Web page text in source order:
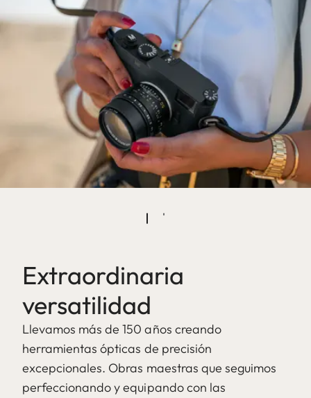
Extraordinaria
versatilidad
Llevamos más de 150 años creando
herramientas ópticas de precisión
excepcionales. Obras maestras que seguimos
perfeccionando y equipando con las